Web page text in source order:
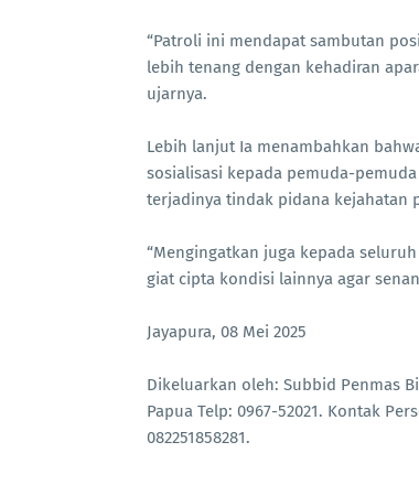
“Patroli ini mendapat sambutan
lebih tenang dengan kehadiran
ujarnya.
Lebih lanjut Ia menambahkan
sosialisasi kepada pemuda-
terjadinya tindak pidana kejahatan
“Mengingatkan juga kepada
giat cipta kondisi lainnya agar
Jayapura, 08 Mei 2025
Dikeluarkan oleh: Subbid Penmas
Papua Telp: 0967-52021. Kontak
082251858281.